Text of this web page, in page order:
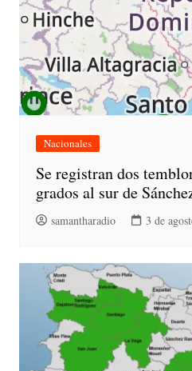
Nacionales
Se registran dos
grados al sur de
samantharadio 3 de